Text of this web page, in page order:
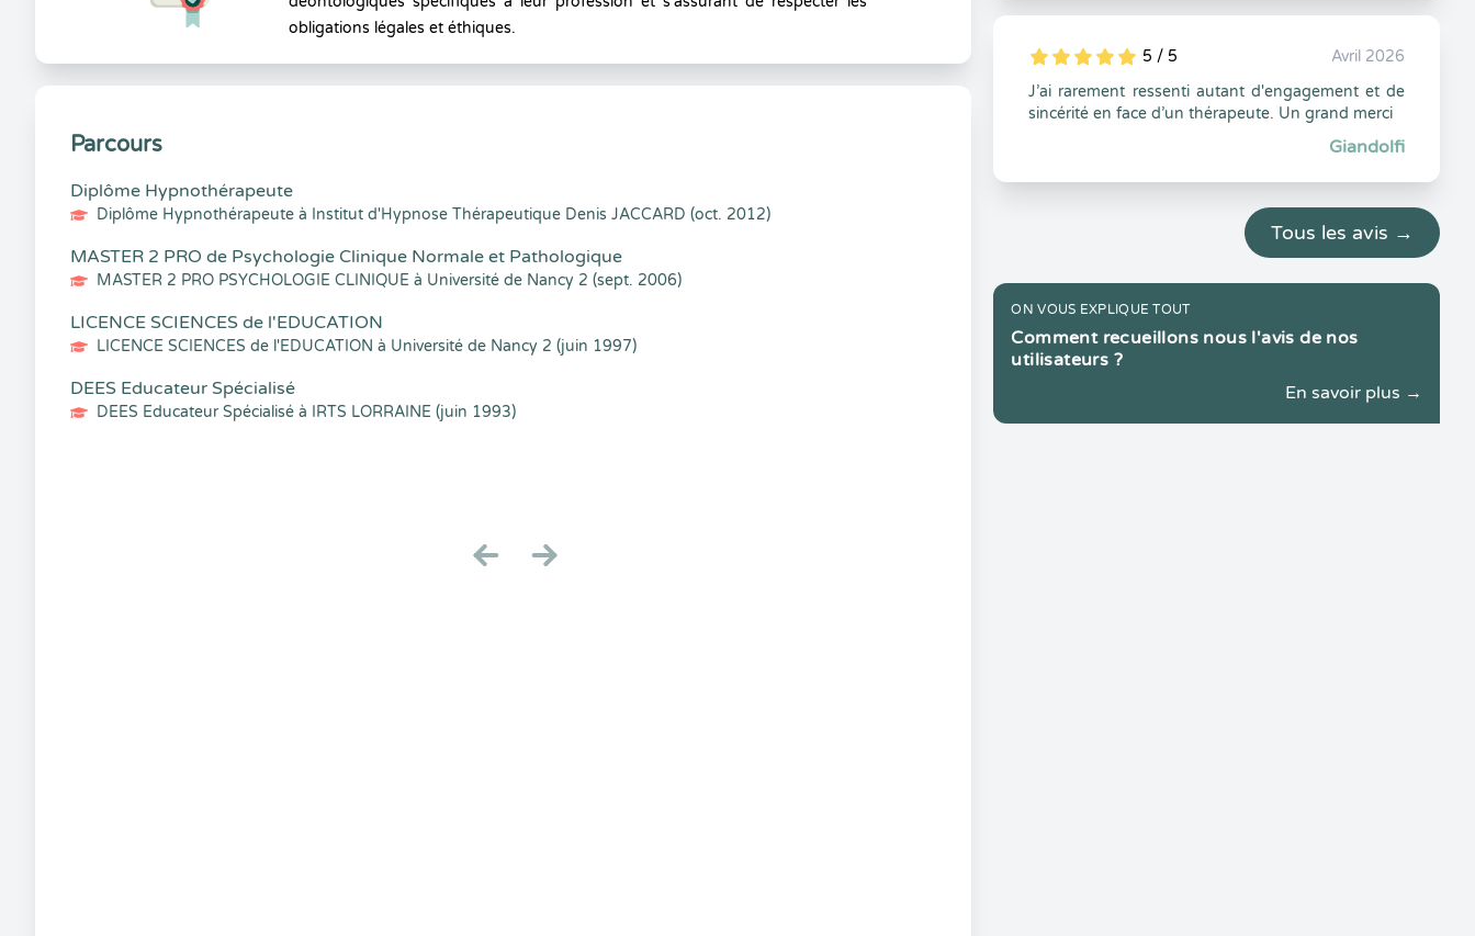
obligations légales et éthiques.
Parcours
Diplôme Hypnothérapeute
Diplôme Hypnothérapeute à Institut d'Hypnose Thérapeutique Denis JACCARD (oct. 2012)
MASTER 2 PRO de Psychologie Clinique Normale et Pathologique
MASTER 2 PRO PSYCHOLOGIE CLINIQUE à Université de Nancy 2 (sept. 2006)
LICENCE SCIENCES de l'EDUCATION
LICENCE SCIENCES de l'EDUCATION à Université de Nancy 2 (juin 1997)
DEES Educateur Spécialisé
DEES Educateur Spécialisé à IRTS LORRAINE (juin 1993)
5
1
5
0 5 / 5
Avril 2026
J’ai rarement ressenti autant d'engagement et de
sincérité en face d’un thérapeute. Un grand merci
Giandolfi
Tous les avis →
ON VOUS EXPLIQUE TOUT
Comment recueillons nous l'avis de nos
utilisateurs ?
En savoir plus →